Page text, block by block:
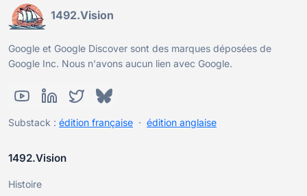
1492.Vision
Google et Google Discover sont des marques déposées de
Google Inc. Nous n'avons aucun lien avec Google.
Substack : édition française · édition anglaise
1492.Vision
Histoire